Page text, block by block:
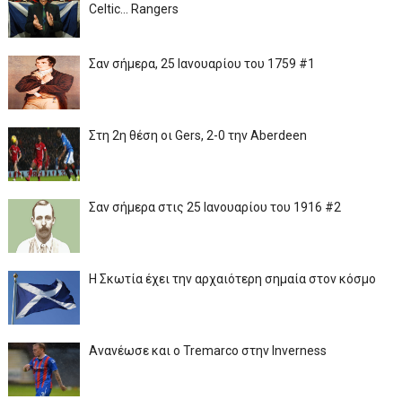
Celtic... Rangers
Σαν σήμερα, 25 Ιανουαρίου του 1759 #1
Στη 2η θέση οι Gers, 2-0 την Aberdeen
Σαν σήμερα στις 25 Ιανουαρίου του 1916 #2
Η Σκωτία έχει την αρχαιότερη σημαία στον κόσμο
Ανανέωσε και ο Tremarco στην Inverness